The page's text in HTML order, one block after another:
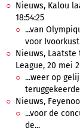
Nieuws, Kalou
18:54:25
...van
voor
Nieuws,
League, 20 mei
...weer op
teruggekeerde
Nieuws,
...voor de
de...